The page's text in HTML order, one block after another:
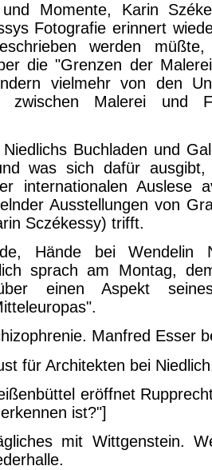
Momente, Karin
Fotografie erinnert
werden
die "Grenzen der
vielmehr von den
zwischen Malerei und
Buchladen und
was sich dafür
internationalen Auslese
Ausstellungen von
Sczékessy) trifft.
Hände bei Wendelin
sprach am Montag,
einen Aspekt
Manfred Esser
für Architekten bei
eröffnet
ist?"]
mit Wittgenstein.